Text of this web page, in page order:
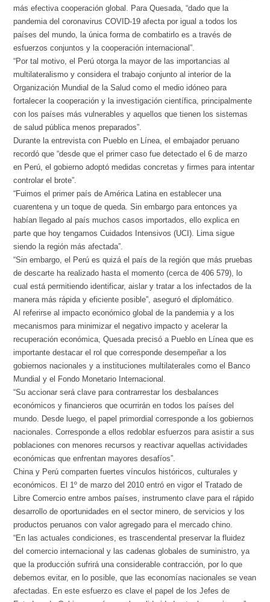
más efectiva cooperación global. Para Quesada, “dado que la
pandemia del coronavirus COVID-19 afecta por igual a todos los
países del mundo, la única forma de combatirlo es a través de
esfuerzos conjuntos y la cooperación internacional”.
“Por tal motivo, el Perú otorga la mayor de las importancias al
multilateralismo y considera el trabajo conjunto al interior de la
Organización Mundial de la Salud como el medio idóneo para
fortalecer la cooperación y la investigación científica, principalmente
con los países más vulnerables y aquellos que tienen los sistemas
de salud pública menos preparados”.
Durante la entrevista con Pueblo en Línea, el embajador peruano
recordó que “desde que el primer caso fue detectado el 6 de marzo
en Perú, el gobierno adoptó medidas concretas y firmes para intentar
controlar el brote”.
“Fuimos el primer país de América Latina en establecer una
cuarentena y un toque de queda. Sin embargo para entonces ya
habían llegado al país muchos casos importados, ello explica en
parte que hoy tengamos Cuidados Intensivos (UCI). Lima sigue
siendo la región más afectada”.
“Sin embargo, el Perú es quizá el país de la región que más pruebas
de descarte ha realizado hasta el momento (cerca de 406 579), lo
cual está permitiendo identificar, aislar y tratar a los infectados de la
manera más rápida y eficiente posible”, aseguró el diplomático.
Al referirse al impacto económico global de la pandemia y a los
mecanismos para minimizar el negativo impacto y acelerar la
recuperación económica, Quesada precisó a Pueblo en Línea que es
importante destacar el rol que corresponde desempeñar a los
gobiernos nacionales y a instituciones multilaterales como el Banco
Mundial y el Fondo Monetario Internacional.
“Su accionar será clave para contrarrestar los desbalances
económicos y financieros que ocurrirán en todos los países del
mundo. Desde luego, el papel primordial corresponde a los gobiernos
nacionales. Corresponde a ellos redoblar esfuerzos para asistir a sus
poblaciones con menores recursos y reactivar aquellas actividades
económicas que enfrentan mayores desafíos”.
China y Perú comparten fuertes vínculos históricos, culturales y
económicos. El 1º de marzo del 2010 entró en vigor el Tratado de
Libre Comercio entre ambos países, instrumento clave para el rápido
desarrollo de oportunidades en el sector minero, de servicios y los
productos peruanos con valor agregado para el mercado chino.
“En las actuales condiciones, es trascendental preservar la fluidez
del comercio internacional y las cadenas globales de suministro, ya
que la producción sufrirá una considerable contracción, por lo que
debemos evitar, en lo posible, que las economías nacionales se vean
afectadas. En este esfuerzo es clave el papel de los Jefes de